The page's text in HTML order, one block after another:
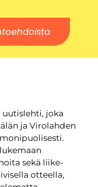
joka
ja Virolahden
sekä liike-
otteella,